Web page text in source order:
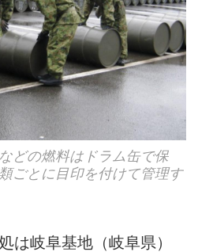
どの燃料はドラム缶で保
ごとに目印を付けて管理す
は岐阜基地（岐阜県）